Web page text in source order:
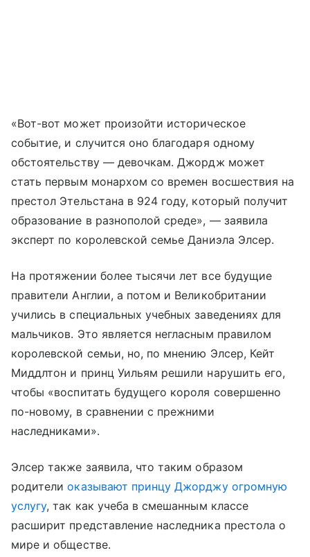
«Вот-вот может произойти историческое
событие, и случится оно благодаря одному
обстоятельству — девочкам. Джордж может
стать первым монархом со времен восшествия на
престол Этельстана в 924 году, который получит
образование в разнополой среде», — заявила
эксперт по королевской семье Даниэла Элсер.
На протяжении более тысячи лет все будущие
правители Англии, а потом и Великобритании
учились в специальных учебных заведениях для
мальчиков. Это является негласным правилом
королевской семьи, но, по мнению Элсер, Кейт
Миддлтон и принц Уильям решили нарушить его,
чтобы «воспитать будущего короля совершенно
по-новому, в сравнении с прежними
наследниками».
Элсер также заявила, что таким образом
родителиоказывают принцу Джорджу огромную
услугу, так как учеба в смешанным классе
расширит представление наследника престола о
мире и обществе.